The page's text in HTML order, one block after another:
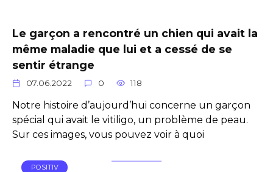
Le garçon a rencontré un chien qui avait la
même maladie que lui et a cessé de se
sentir étrange
07.06.2022 0 118
Notre histoire d’aujourd’hui concerne un garçon
spécial qui avait le vitiligo, un problème de peau.
Sur ces images, vous pouvez voir à quoi
POSITIV